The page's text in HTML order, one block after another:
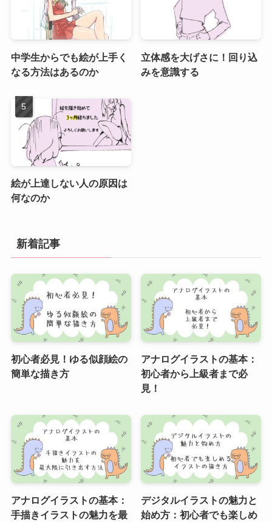
中学生からでも絵が上手く
なる方法はあるのか
立体感を大げさに！回り込
みを意識する
絵が上達しない人の原因は
何なのか
新着記事
初心者必見！ゆる似顔絵の
簡単な描き方
アナログイラストの基本：
初心者から上級者まで必
見！
アナログイラストの基本：
手描きイラストの魅力を最
デジタルイラストの魅力と
始め方：初心者でも楽しめ